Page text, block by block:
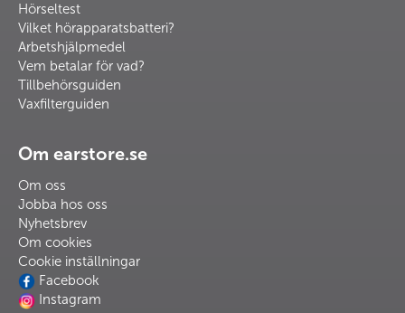
Hörseltest
Vilket hörapparatsbatteri?
Arbetshjälpmedel
Vem betalar för vad?
Tillbehörsguiden
Vaxfilterguiden
Om earstore.se
Om oss
Jobba hos oss
Nyhetsbrev
Om cookies
Cookie inställningar
Facebook
Instagram